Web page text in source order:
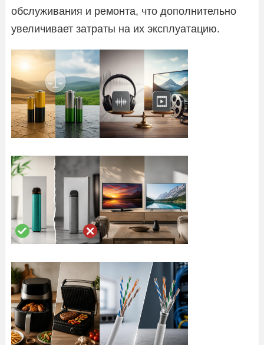
обслуживания и ремонта, что дополнительно
увеличивает затраты на их эксплуатацию.